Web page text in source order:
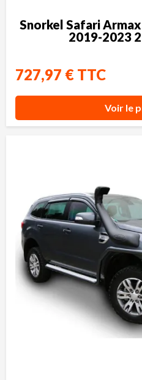
Snorkel Safari
2019-2023
727,97 € TTC
Voir le